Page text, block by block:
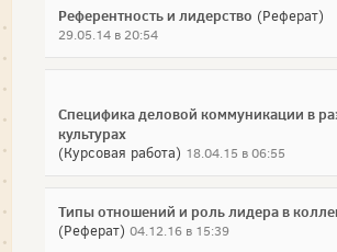
Референтность и лидерство (Реферат)
29.05.14 в 20:54
Специфика деловой коммуникации в
культурах
(Курсовая работа) 18.04.15 в 06:55
Типы отношений и роль лидера в
(Реферат) 04.12.16 в 15:39